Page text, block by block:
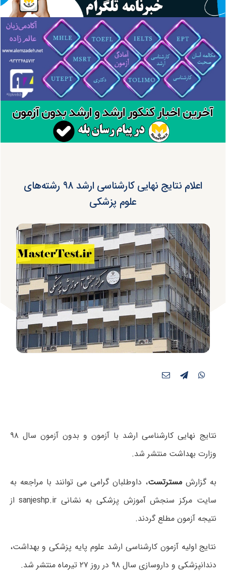
اعلام نتایج نهایی کارشناسی ارشد ۹۸ رشته‌های
علوم پزشکی
نتایج نهایی کارشناسی ارشد با آزمون و بدون آزمون سال ۹۸
وزارت بهداشت منتشر شد.
به گزارشمسترتست، داوطلبان گرامی می توانند با مراجعه به
سایت مرکز سنجش آموزش پزشکی به نشانی sanjeshp.ir از
نتیجه آزمون مطلع گردند.
نتایج اولیه آزمون کارشناسی ارشد علوم پایه پزشکی و بهداشت،
دندانپزشکی و داروسازی سال ۹۸ در روز ۲۷ تیرماه منتشر شد.